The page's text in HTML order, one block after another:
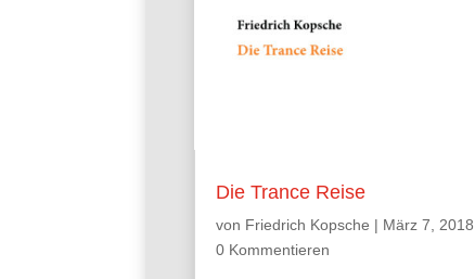
Die Trance Reise
von Friedrich Kopsche | März 7, 2018
0 Kommentieren